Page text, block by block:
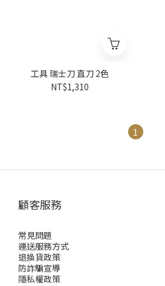
工具 瑞士刀 直刀 2色
NT$1,310
1
顧客服務
常見問題
運送服務方式
退換貨政策
防詐騙宣導
隱私權政策